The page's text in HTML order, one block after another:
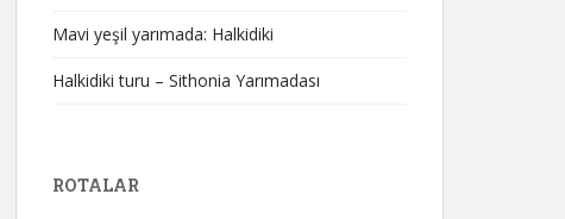
Mavi yeşil yarımada: Halkidiki
Halkidiki turu – Sithonia Yarımadası
ROTALAR